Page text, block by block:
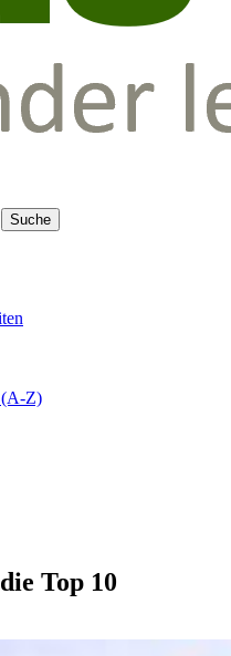
(A-Z)
Top 10